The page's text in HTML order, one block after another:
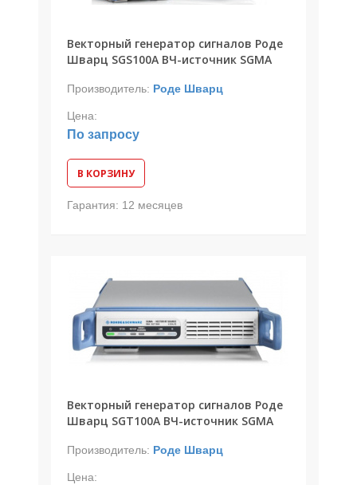
Векторный генератор сигналов Роде
Шварц SGS100A ВЧ-источник SGMA
Производитель: Роде Шварц
Цена:
По запросу
В КОРЗИНУ
Гарантия: 12 месяцев
Векторный генератор сигналов Роде
Шварц SGT100A ВЧ-источник SGMA
Производитель: Роде Шварц
Цена: